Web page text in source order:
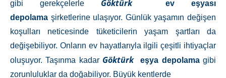
gibi gerekçelerle Göktürk
ev eşyası
depolama şirketlerine ulaşıyor. Günlük yaşamın değişen
koşulları neticesinde tüketicilerin yaşam şartları da
değişebiliyor. Onların ev hayatlarıyla ilgili çeşitli ihtiyaçlar
oluşuyor. Taşınma kadar Göktürk eşya depolamagibi
zorunluluklar da doğabiliyor. Büyük kentlerde